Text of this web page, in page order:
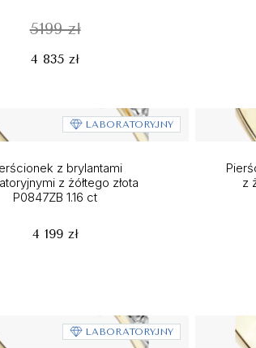
5199 zł
4 835 zł
LABORATORYJNY
z brylantami
z żółtego złota
P0847ZB 1.16 ct
4 199 zł
z
LABORATORYJNY